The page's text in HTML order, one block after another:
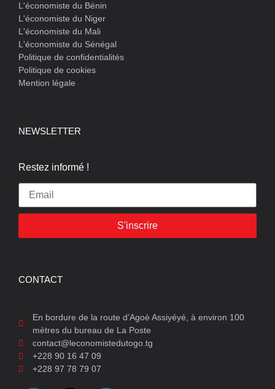
L'économiste du Bénin
L'économiste du Niger
L'économiste du Mali
L'économiste du Sénégal
Politique de confidentialités
Politique de cookies
Mention légale
NEWSLETTER
Restez informé !
S'inscrire
CONTACT
En bordure de la route d’Agoè Assiyéyé, à environ 100
mètres du bureau de La Poste
contact@leconomistedutogo.tg
+228 90 16 47 09
+228 97 78 79 07